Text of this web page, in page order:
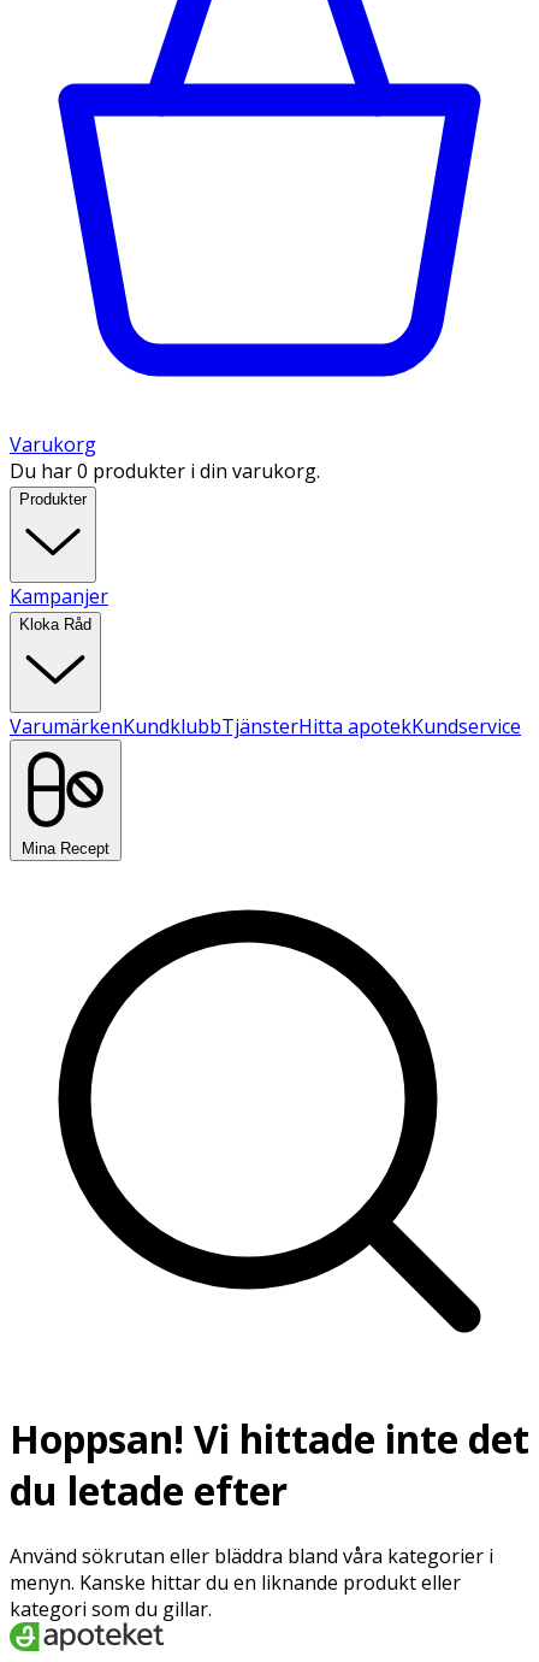
Varukorg
Du har 0 produkter i din varukorg.
Produkter
Kampanjer
Kloka Råd
VarumärkenKundklubbTjänsterHitta apotekKundservice
Mina Recept
Hoppsan! Vi hittade inte det
du letade efter
Använd sökrutan eller bläddra bland våra kategorier i
menyn. Kanske hittar du en liknande produkt eller
kategori som du gillar.